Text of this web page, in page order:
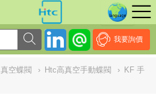
我要詢價
真空蝶閥 › Htc高真空手動蝶閥 › KF 手